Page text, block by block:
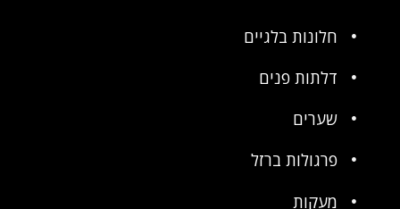
חלונות בלגיים
דלתות פנים
שערים
פרגולות ברזל
מעקות